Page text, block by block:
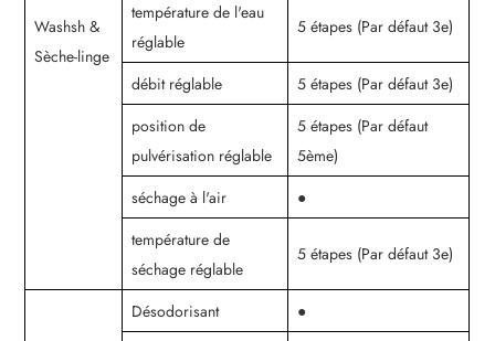
Washsh &
Sèche-linge
température de l'eau
réglable
5 étapes (Par défaut 3e)
débit réglable
5 étapes (Par défaut 3e)
position de
pulvérisation réglable
5 étapes (Par défaut
5ème)
séchage à l'air
●
température de
séchage réglable
5 étapes (Par défaut 3e)
Désodorisant
●